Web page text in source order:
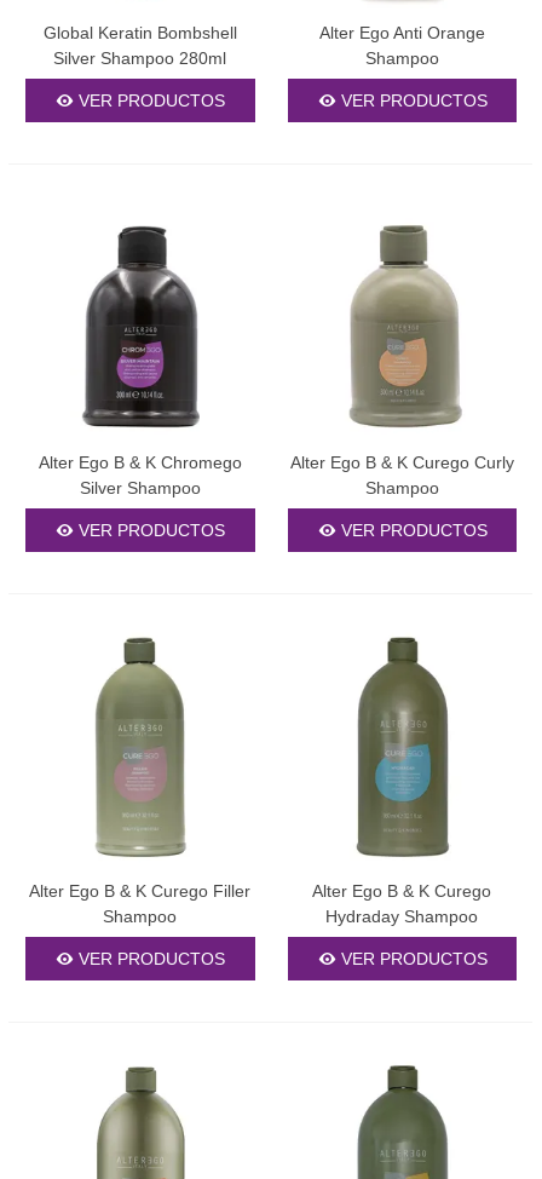
dejar un ligero tinte. Para cabellos naturales, es recomendable
elegir productos específicos para tu tipo de cabello.
equilibradas que no resecan el cabello. Los champús económicos
pueden contener sulfatos agresivos y pigmentos de baja calidad
que no proporcionan resultados duraderos y pueden dañar la
fibra capilar.
¿Puedo combinar champú morado con otros tratamientos
Sí, el champú morado se puede combinar adecuadamente con
mascarillas hidratantes, aceites capilares y otros tratamientos. Te
sugerimos aplicar el champú morado primero, enjuagar
completamente y luego aplicar tus productos de cuidado
habituales. Evita mezclar productos directamente para no alterar
Transforma tu rutina de cuidado capilar con nuestro
profesional y experimenta la diferencia que representa la
calidad. Cada producto de nuestra selección ha sido
meticulosamente escogido para ofrecerte resultados dignos de
salón en casa. No pierdas más tiempo y logra el rubio ideal que
siempre has anhelado. Explora nuestra extensa gama de
productos y encuentra el
que mejor se acomode
a tus necesidades. Tu cabello merece lo mejor, y nosotros te lo
brindamos con la garantía de calidad profesional que nos
distingue.
Global Keratin Bombshell
Silver Shampoo 280ml
VER PRODUCTOS
Alter Ego Anti Orange
Shampoo
VER PRODUCTOS
Alter Ego B & K Chromego
Silver Shampoo
VER PRODUCTOS
Alter Ego B & K Curego Curly
Shampoo
VER PRODUCTOS
Alter Ego B & K Curego Filler
Shampoo
VER PRODUCTOS
Alter Ego B & K Curego
Hydraday Shampoo
VER PRODUCTOS